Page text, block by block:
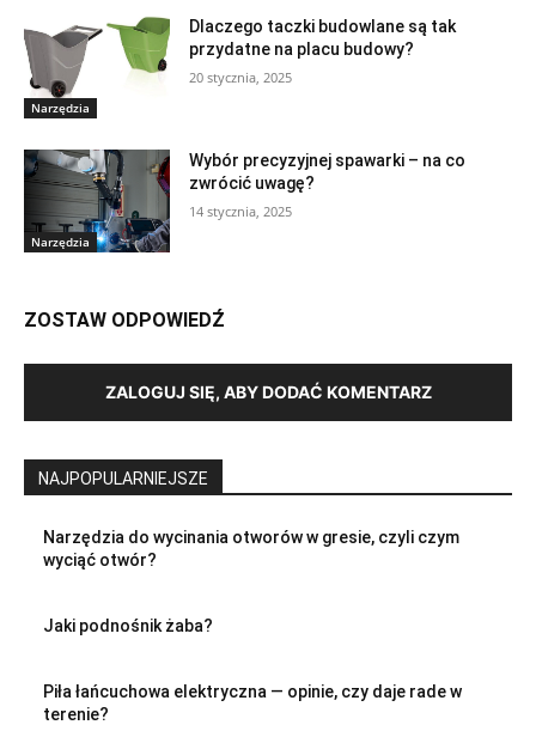
Narzędzia
Dlaczego taczki budowlane są tak
przydatne na placu budowy?
20 stycznia, 2025
Narzędzia
Wybór precyzyjnej spawarki – na co
zwrócić uwagę?
14 stycznia, 2025
ZOSTAW ODPOWIEDŹ
ZALOGUJ SIĘ, ABY DODAĆ KOMENTARZ
NAJPOPULARNIEJSZE
Narzędzia do wycinania otworów w gresie, czyli czym
wyciąć otwór?
Jaki podnośnik żaba?
Piła łańcuchowa elektryczna — opinie, czy daje rade w
terenie?